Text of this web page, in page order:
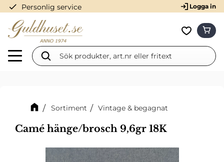
Meny
check Personlig service Logga in
Sortiment Vintage & begagnat
Camé hänge/brosch 9,6gr 18K